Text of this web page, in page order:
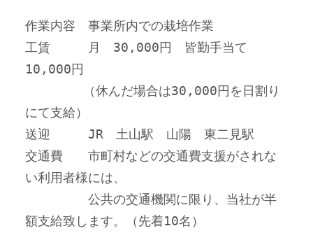
作業内容　事業所内での栽培作業
工賃　　　月　30,000円　皆勤手当て
10,000円
（休んだ場合は30,000円を日割り
にて支給）
送迎　　　JR　土山駅　山陽　東二見駅
交通費　　市町村などの交通費支援がされな
い利用者様には、
公共の交通機関に限り、当社が半
額支給致します。（先着10名）